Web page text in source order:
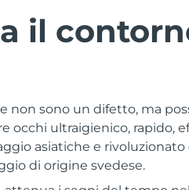
il
non sono un difetto, ma
occhi ultraigienico, rapido,
asiatiche e rivoluzionato
di origine svedese.